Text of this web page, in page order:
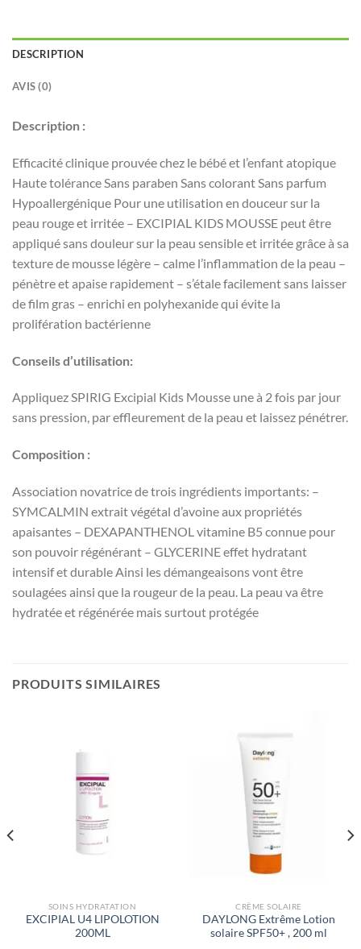
DESCRIPTION
AVIS (0)
Description :
Efficacité clinique prouvée chez le bébé et l’enfant atopique
Haute tolérance Sans paraben Sans colorant Sans parfum
Hypoallergénique Pour une utilisation en douceur sur la
peau rouge et irritée – EXCIPIAL KIDS MOUSSE peut être
appliqué sans douleur sur la peau sensible et irritée grâce à sa
texture de mousse légère – calme l’inflammation de la peau –
pénètre et apaise rapidement – s’étale facilement sans laisser
de film gras – enrichi en polyhexanide qui évite la
prolifération bactérienne
Conseils d’utilisation:
Appliquez SPIRIG Excipial Kids Mousse une à 2 fois par jour
sans pression, par effleurement de la peau et laissez pénétrer.
Composition :
Association novatrice de trois ingrédients importants: –
SYMCALMIN extrait végétal d’avoine aux propriétés
apaisantes – DEXAPANTHENOL vitamine B5 connue pour
son pouvoir régénérant – GLYCERINE effet hydratant
intensif et durable Ainsi les démangeaisons vont être
soulagées ainsi que la rougeur de la peau. La peau va être
hydratée et régénérée mais surtout protégée
PRODUITS SIMILAIRES
SOINS HYDRATATION
EXCIPIAL U4 LIPOLOTION
200ML
CRÈME SOLAIRE
DAYLONG Extrême Lotion
solaire SPF50+ , 200 ml